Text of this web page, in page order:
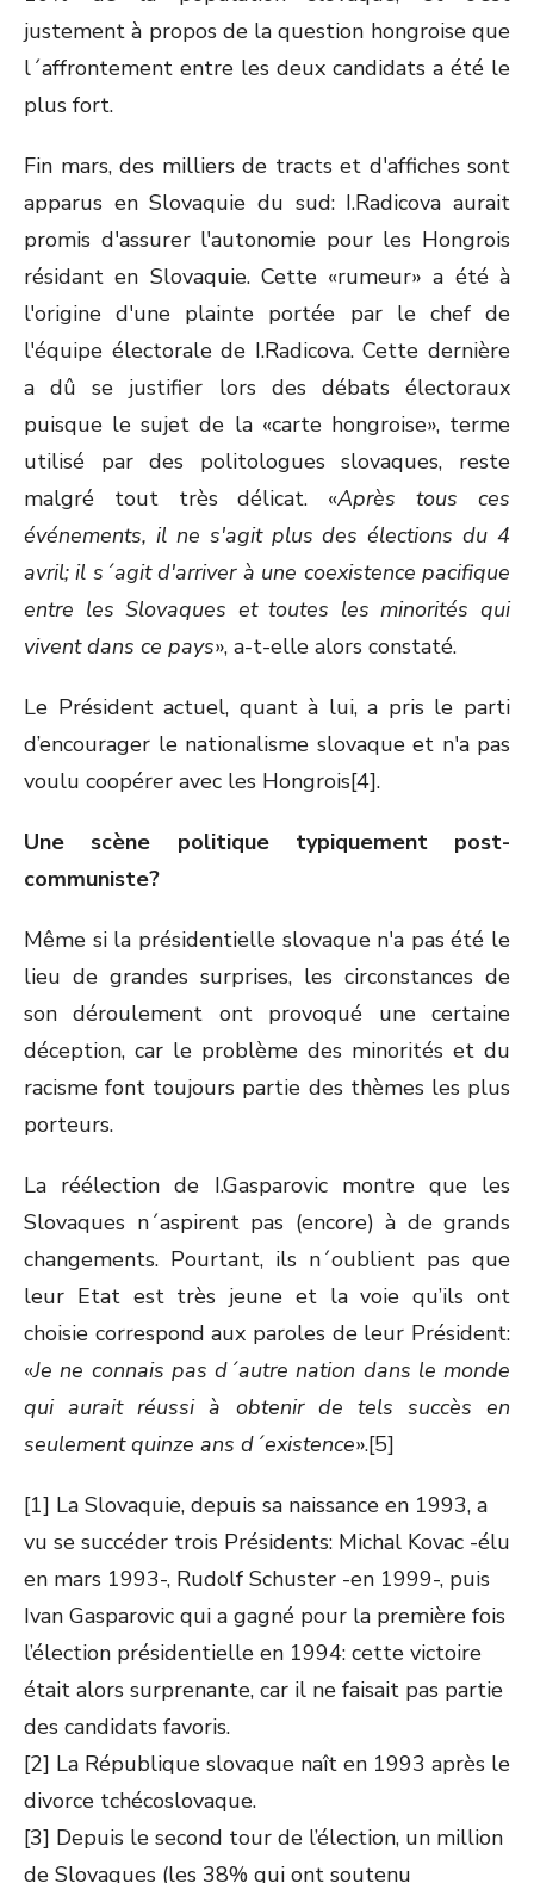
justement à propos de la question hongroise que
l´affrontement entre les deux candidats a été le
plus fort.
Fin mars, des milliers de tracts et d'affiches sont
apparus en Slovaquie du sud: I.Radicova aurait
promis d'assurer l'autonomie pour les Hongrois
résidant en Slovaquie. Cette «rumeur» a été à
l'origine d'une plainte portée par le chef de
l'équipe électorale de I.Radicova. Cette dernière
a dû se justifier lors des débats électoraux
puisque le sujet de la «carte hongroise», terme
utilisé par des politologues slovaques, reste
malgré tout très délicat. «Après tous ces
événements, il ne s'agit plus des élections du 4
avril; il s´agit d'arriver à une coexistence pacifique
entre les Slovaques et toutes les minorités qui
vivent dans ce pays», a-t-elle alors constaté.
Le Président actuel, quant à lui, a pris le parti
d’encourager le nationalisme slovaque et n'a pas
voulu coopérer avec les Hongrois[4].
Une scène politique typiquement post-
communiste?
Même si la présidentielle slovaque n'a pas été le
lieu de grandes surprises, les circonstances de
son déroulement ont provoqué une certaine
déception, car le problème des minorités et du
racisme font toujours partie des thèmes les plus
porteurs.
La réélection de I.Gasparovic montre que les
Slovaques n´aspirent pas (encore) à de grands
changements. Pourtant, ils n´oublient pas que
leur Etat est très jeune et la voie qu’ils ont
choisie correspond aux paroles de leur Président:
«Je ne connais pas d´autre nation dans le monde
qui aurait réussi à obtenir de tels succès en
seulement quinze ans d´existence».[5]
[1] La Slovaquie, depuis sa naissance en 1993, a
vu se succéder trois Présidents: Michal Kovac -élu
en mars 1993-, Rudolf Schuster -en 1999-, puis
Ivan Gasparovic qui a gagné pour la première fois
l’élection présidentielle en 1994: cette victoire
était alors surprenante, car il ne faisait pas partie
des candidats favoris.
[2] La République slovaque naît en 1993 après le
divorce tchécoslovaque.
[3] Depuis le second tour de l’élection, un million
de Slovaques (les 38% qui ont soutenu